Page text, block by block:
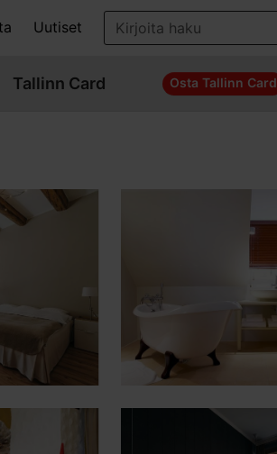
Uutiset
Tallinn Card Osta Tallinn Card